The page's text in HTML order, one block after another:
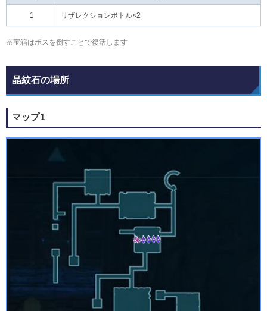
1 リザレクションボトル×2
※宝箱はボスを倒すことで復活します
晶紋石の場所
マップ1